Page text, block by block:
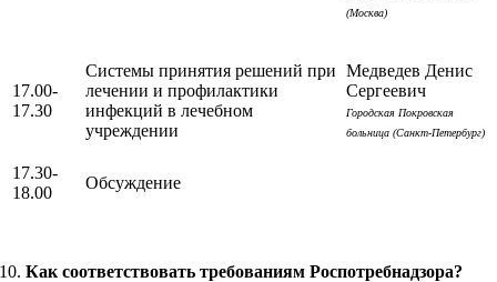
(Москва)
17.00-
17.30
Системы принятия решений при
лечении и профилактики
инфекций в лечебном
учреждении
Медведев Денис
Сергеевич
Городская Покровская
больница (Санкт-Петербург)
17.30-
18.00
Обсуждение
Как соответствовать требованиям Роспотребнадзора?